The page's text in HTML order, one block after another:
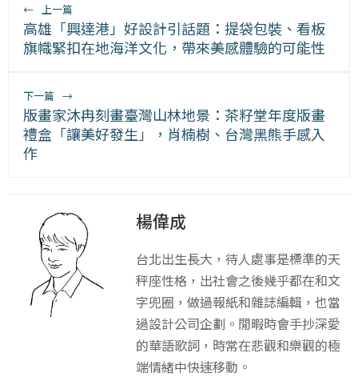
← 上一篇
高雄「興達港」好設計引話題：提袋包裝、看板
旗幟緊扣在地海洋文化，帶來美感體驗的可能性
下一篇 →
版畫家沐冉刻畫臺灣山林地景：茶籽堂年度版畫
禮盒「讓美好發生」，肖楠樹、台灣黑熊手感入
作
楊偉成
台北出生長大，待人處事是標準的天
秤座性格，出社會之後幾乎都在和文
字兜圈，做過報紙和雜誌編輯，也當
過設計公司企劃。閒暇時會手抄深愛
的華語歌詞，時常在悲觀和樂觀的極
端情緒中快速移動。